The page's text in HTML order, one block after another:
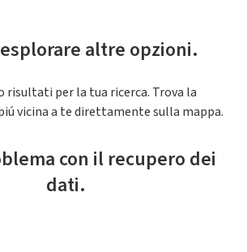
altre opzioni.
per la tua ricerca. Trova la
vicina a te direttamente sulla mappa.
con il recupero dei
dati.